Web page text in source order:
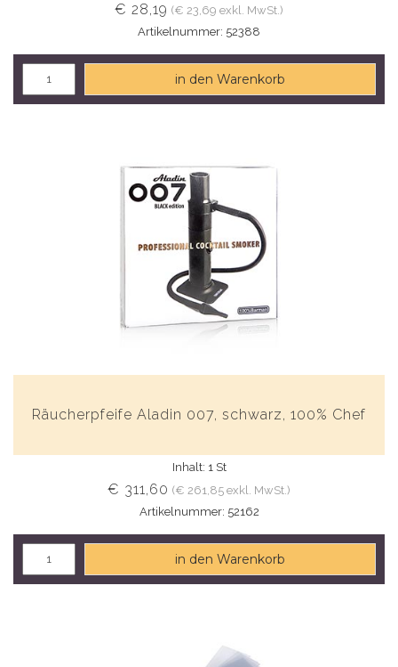
€ 28,19 (€ 23,69 exkl. MwSt.)
Artikelnummer: 52388
in den Warenkorb
Räucherpfeife Aladin 007, schwarz, 100% Chef
Inhalt: 1 St
€ 311,60 (€ 261,85 exkl. MwSt.)
Artikelnummer: 52162
in den Warenkorb